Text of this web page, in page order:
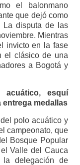
el balonmano
que dejó como
La disputa de las
Mientras
invicto en la fase
el clásico de una
a Bogotá y
acuático, esquí
entrega medallas
polo acuático y
campeonato, que
Bosque Popular
Valle del Cauca
delegación de